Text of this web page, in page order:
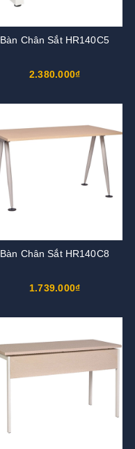
Bàn Chân Sắt HR140C5
2.380.000₫
Bàn Chân Sắt HR140C8
1.739.000₫